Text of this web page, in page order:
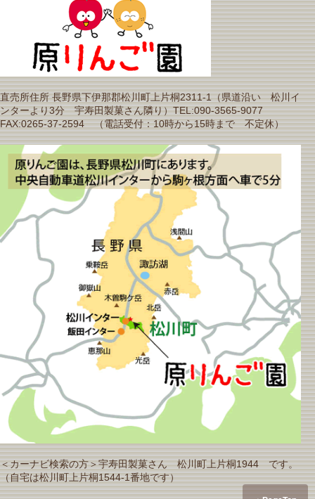
直売所住所 長野県下伊那郡松川町上片桐2311-1（県道沿い 松川イ
ンターより3分 宇寿田製菓さん隣り）TEL:090-3565-9077
FAX:0265-37-2594 （電話受付：10時から15時まで 不定休）
＜カーナビ検索の方＞宇寿田製菓さん 松川町上片桐1944 です。
（自宅は松川町上片桐1544-1番地です）